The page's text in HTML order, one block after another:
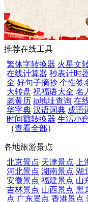
推荐在线工具
繁体字转换器 火星文
在线计算器 秒表计时
全 好句子摘抄 个性签
大转盘 祝福语大全 名
老黄历 ip地址查询 在
华字典 汉语词典 成语
时间戳转换器 生活小
（查看全部）
各地旅游景点
北京景点 天津景点
河北景点 湖南景点 湖
安徽景点 福建景点 山
吉林景点 山西景点 黑
点 广东景点 香港景点